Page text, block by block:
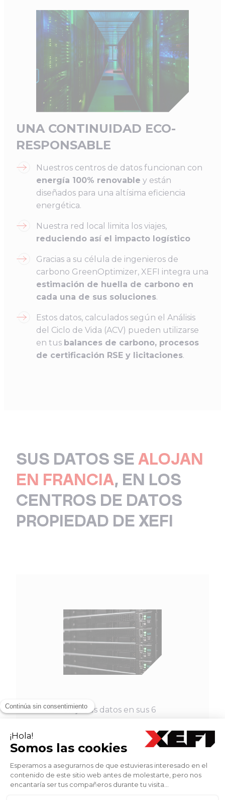
UNA CONTINUIDAD ECO-
RESPONSABLE
Nuestros centros de datos funcionan con
energía 100% renovable y están
diseñados para una altísima eficiencia
energética.
Nuestra red local limita los viajes,
reduciendo así el impacto logístico
Gracias a su célula de ingenieros de
carbono GreenOptimizer, XEFI integra una
estimación de huella de carbono en
cada una de sus soluciones.
Estos datos, calculados según el Análisis
del Ciclo de Vida (ACV) pueden utilizarse
en tus balances de carbono, procesos
de certificación RSE y licitaciones.
SUS DATOS SEALOJAN
EN FRANCIA, EN LOS
CENTROS DE DATOS
PROPIEDAD DE XEFI
XEFI aloja sus datos en sus 6
generación, situados en Francia,
en Lyon, Clermont-Ferrand y
Estos centros, certificados TIER III